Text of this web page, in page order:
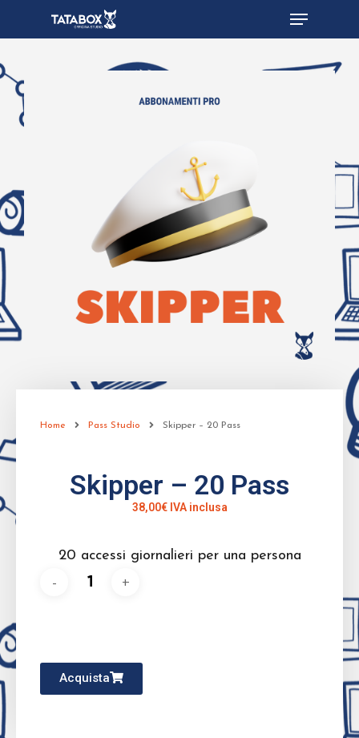
Home Pass Studio Skipper – 20 Pass
Skipper – 20 Pass
38,00€ IVA inclusa
20 accessi giornalieri per una persona
Acquista